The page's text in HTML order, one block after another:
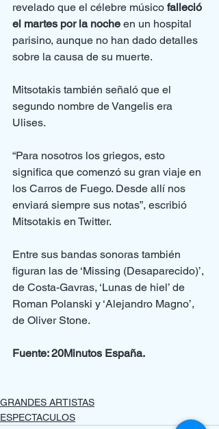
revelado que el célebre músico falleció
el martes por la noche en un hospital
parisino, aunque no han dado detalles
sobre la causa de su muerte.
Mitsotakis también señaló que el
segundo nombre de Vangelis era
Ulises.
“Para nosotros los griegos, esto
significa que comenzó su gran viaje en
los Carros de Fuego. Desde allí nos
enviará siempre sus notas”, escribió
Mitsotakis en Twitter.
Entre sus bandas sonoras también
figuran las de ‘Missing (Desaparecido)’,
de Costa-Gavras, ‘Lunas de hiel’ de
Roman Polanski y ‘Alejandro Magno’,
de Oliver Stone.
Fuente: 20Minutos España.
GRANDES ARTISTAS
ESPECTACULOS